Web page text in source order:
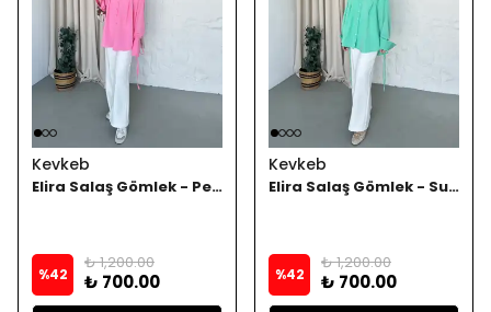
Kevkeb
Elira Salaş Gömlek - Pembe
%42
₺ 1,200.00
₺ 700.00
Kevkeb
Elira Salaş Gömlek - Su yeşili
%42
₺ 1,200.00
₺ 700.00